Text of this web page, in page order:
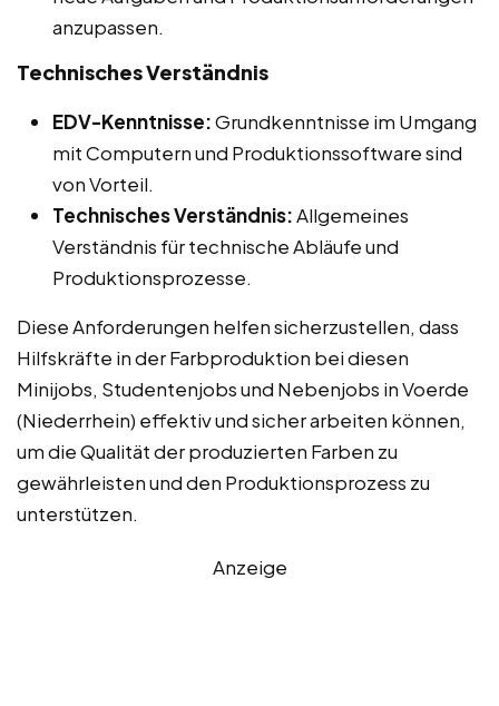
anzupassen.
Technisches Verständnis
EDV-Kenntnisse:Grundkenntnisse im Umgang
mit Computern und Produktionssoftware sind
von Vorteil.
Technisches Verständnis:Allgemeines
Verständnis für technische Abläufe und
Produktionsprozesse.
Diese Anforderungen helfen sicherzustellen, dass
Hilfskräfte in der Farbproduktion bei diesen
Minijobs, Studentenjobs und Nebenjobs in Voerde
(Niederrhein) effektiv und sicher arbeiten können,
um die Qualität der produzierten Farben zu
gewährleisten und den Produktionsprozess zu
unterstützen.
Anzeige